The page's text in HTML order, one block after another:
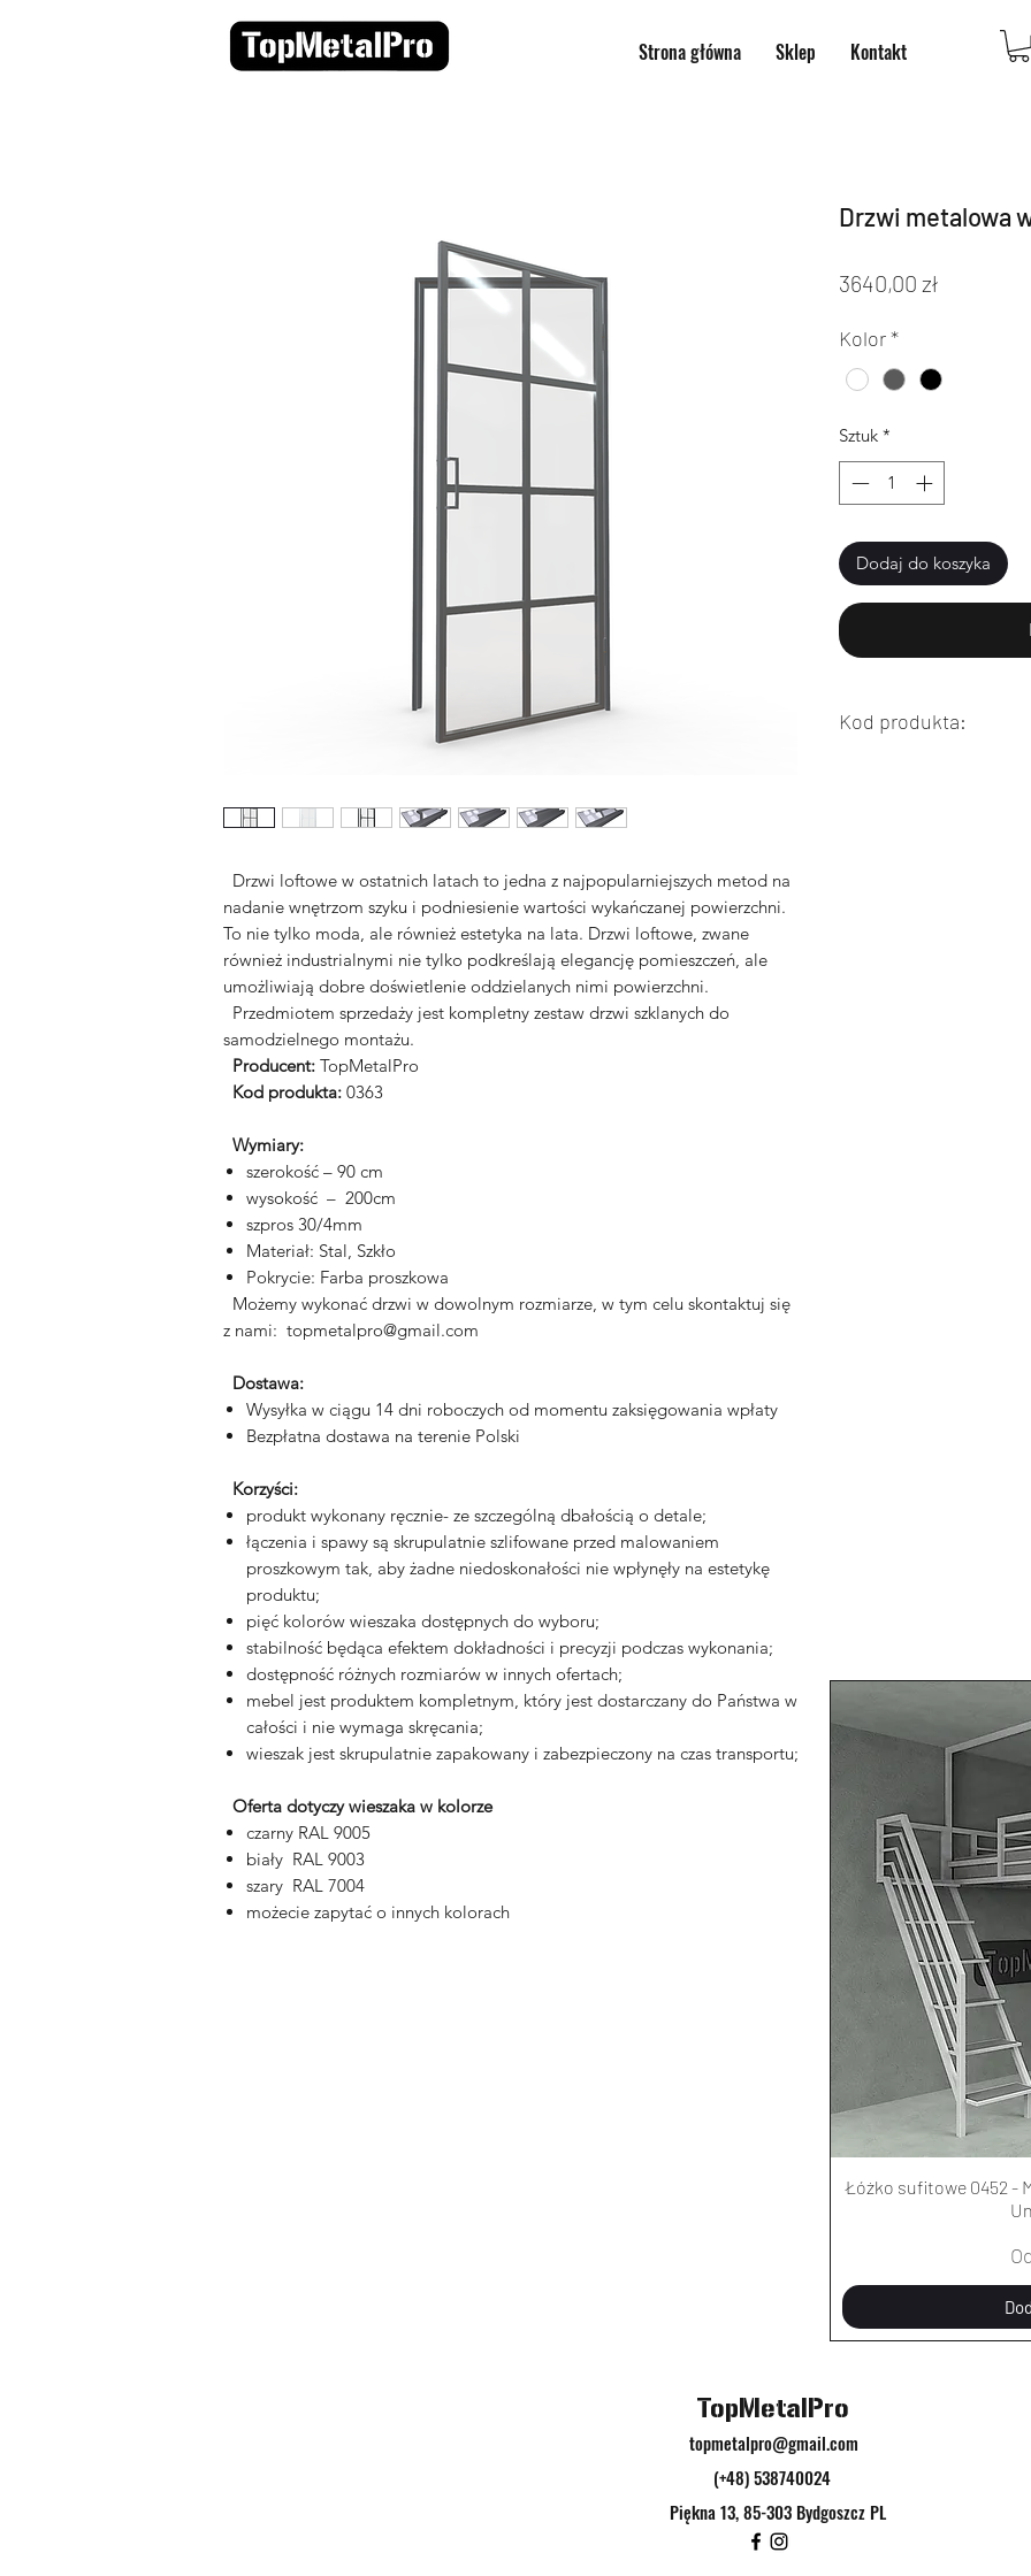
Strona główna Sklep Kontakt
Drzwi loftowe w ostatnich latach to jedna z najpopularniejszych metod na
nadanie wnętrzom szyku i podniesienie wartości wykańczanej powierzchni.
To nie tylko moda, ale również estetyka na lata. Drzwi loftowe, zwane
również industrialnymi nie tylko podkreślają elegancję pomieszczeń, ale
umożliwiają dobre doświetlenie oddzielanych nimi powierzchni.
Przedmiotem sprzedaży jest kompletny zestaw drzwi szklanych do
samodzielnego montażu.
Producent: TopMetalPro
Kod produkta: 0363
Wymiary:
szerokość – 90 cm
wysokość – 200cm
szpros 30/4mm
Materiał: Stal, Szkło
Pokrycie: Farba proszkowa
Możemy wykonać drzwi w dowolnym rozmiarze, w tym celu skontaktuj się
z nami: topmetalpro@gmail.com
Dostawa:
Wysyłka w ciągu 14 dni roboczych od momentu zaksięgowania wpłaty
Bezpłatna dostawa na terenie Polski
Korzyści:
produkt wykonany ręcznie- ze szczególną dbałością o detale;
łączenia i spawy są skrupulatnie szlifowane przed malowaniem
proszkowym tak, aby żadne niedoskonałości nie wpłynęły na estetykę
produktu;
pięć kolorów wieszaka dostępnych do wyboru;
stabilność będąca efektem dokładności i precyzji podczas wykonania;
dostępność różnych rozmiarów w innych ofertach;
mebel jest produktem kompletnym, który jest dostarczany do Państwa w
całości i nie wymaga skręcania;
wieszak jest skrupulatnie zapakowany i zabezpieczony na czas transportu;
Oferta dotyczy wieszaka w kolorze
czarny RAL 9005
biały RAL 9003
szary RAL 7004
możecie zapytać o innych kolorach
Drzwi metalowa
3640,00 złCena
Kolor*
Sztuk *
Dodaj do koszyka
Kod produkta:
Łóżko sufitowe 0452 -
TopMetalPro
topmetalpro@gmail.com
(+48) 538740024
Piękna 13, 85-303 Bydgoszcz PL